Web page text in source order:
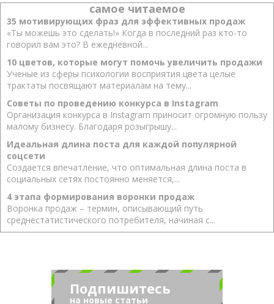
самое читаемое
35 мотивирующих фраз для эффективных продаж
«Ты можешь это сделать!» Когда в последний раз кто-то
говорил вам это? В ежедневной...
10 цветов, которые могут помочь увеличить продажи
Ученые из сферы психологии восприятия цвета целые
трактаты посвящают материалам на тему...
Советы по проведению конкурса в Instagram
Организация конкурса в Instagram приносит огромную пользу
малому бизнесу. Благодаря розыгрышу...
Идеальная длина поста для каждой популярной
соцсети
Создается впечатление, что оптимальная длина поста в
социальных сетях постоянно меняется,...
4 этапа формирования воронки продаж
Воронка продаж – термин, описывающий путь
среднестатистического потребителя, начиная с...
Подпишитесь
на новые статьи